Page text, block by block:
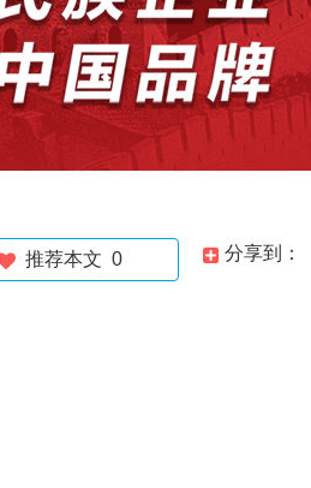
分享到：
推荐本文 0